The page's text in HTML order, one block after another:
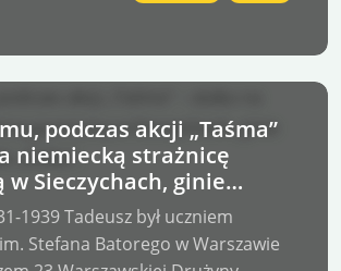
podczas akcji „Taśma”
niemiecką strażnicę
w Sieczychach, ginie
„Zośka”,
1939 Tadeusz był uczniem
Stefana Batorego w Warszawie